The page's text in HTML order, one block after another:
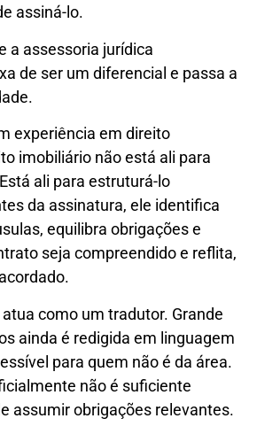
assiná-lo.
a assessoria jurídica
de ser um diferencial e passa a
experiência em direito
imobiliário não está ali para
ali para estruturá-lo
da assinatura, ele identifica
equilibra obrigações e
seja compreendido e reflita,
como um tradutor. Grande
ainda é redigida em linguagem
para quem não é da área.
não é suficiente
assumir obrigações relevantes.